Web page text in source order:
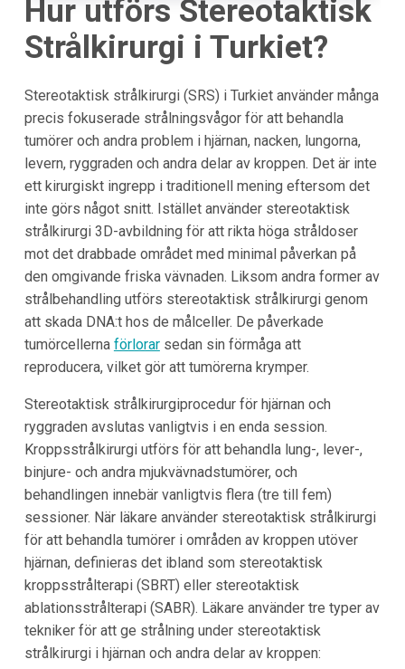
Hur utförs Stereotaktisk
Strålkirurgi i Turkiet?
Stereotaktisk strålkirurgi (SRS) i Turkiet använder många
precis fokuserade strålningsvågor för att behandla
tumörer och andra problem i hjärnan, nacken, lungorna,
levern, ryggraden och andra delar av kroppen. Det är inte
ett kirurgiskt ingrepp i traditionell mening eftersom det
inte görs något snitt. Istället använder stereotaktisk
strålkirurgi 3D-avbildning för att rikta höga stråldoser
mot det drabbade området med minimal påverkan på
den omgivande friska vävnaden. Liksom andra former av
strålbehandling utförs stereotaktisk strålkirurgi genom
att skada DNA:t hos de målceller. De påverkade
tumörcellerna förlorarsedan sin förmåga att
reproducera, vilket gör att tumörerna krymper.
Stereotaktisk strålkirurgiprocedur för hjärnan och
ryggraden avslutas vanligtvis i en enda session.
Kroppsstrålkirurgi utförs för att behandla lung-, lever-,
binjure- och andra mjukvävnadstumörer, och
behandlingen innebär vanligtvis flera (tre till fem)
sessioner. När läkare använder stereotaktisk strålkirurgi
för att behandla tumörer i områden av kroppen utöver
hjärnan, definieras det ibland som stereotaktisk
kroppsstrålterapi (SBRT) eller stereotaktisk
ablationsstrålterapi (SABR). Läkare använder tre typer av
tekniker för att ge strålning under stereotaktisk
strålkirurgi i hjärnan och andra delar av kroppen: